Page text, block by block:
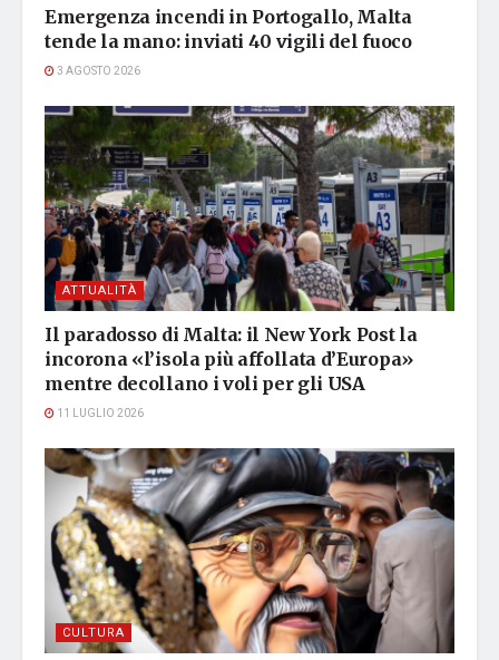
Emergenza incendi in Portogallo, Malta
tende la mano: inviati 40 vigili del fuoco
3 AGOSTO 2026
ATTUALITÀ
Il paradosso di Malta: il New York Post la
incorona «l’isola più affollata d’Europa»
mentre decollano i voli per gli USA
11 LUGLIO 2026
CULTURA